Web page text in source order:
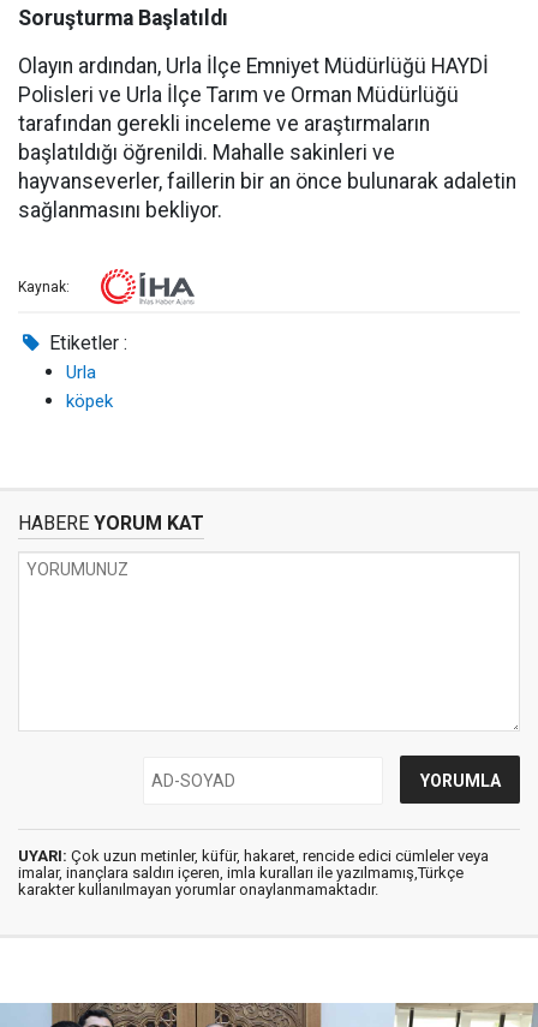
Soruşturma Başlatıldı
Olayın ardından, Urla İlçe Emniyet Müdürlüğü HAYDİ
Polisleri ve Urla İlçe Tarım ve Orman Müdürlüğü
tarafından gerekli inceleme ve araştırmaların
başlatıldığı öğrenildi. Mahalle sakinleri ve
hayvanseverler, faillerin bir an önce bulunarak adaletin
sağlanmasını bekliyor.
Kaynak:
Etiketler :
Urla
köpek
HABERE YORUM KAT
UYARI: Çok uzun metinler, küfür, hakaret, rencide edici cümleler veya
imalar, inançlara saldırı içeren, imla kuralları ile yazılmamış,Türkçe
karakter kullanılmayan yorumlar onaylanmamaktadır.